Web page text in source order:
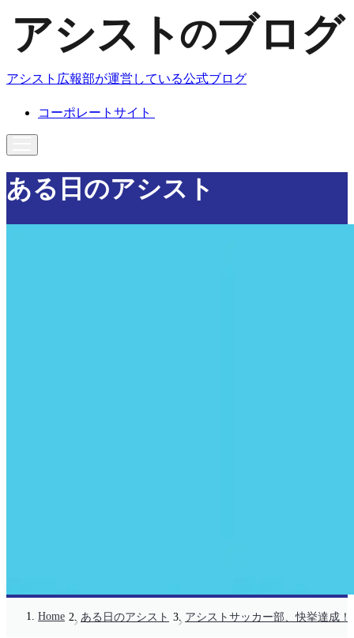
アシスト広報部が運営している公式ブログ
コーポレートサイト
ある日のアシスト
Home ある日のアシスト アシストサッカー部、快挙達成